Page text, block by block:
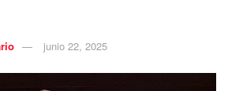
junio 22, 2025